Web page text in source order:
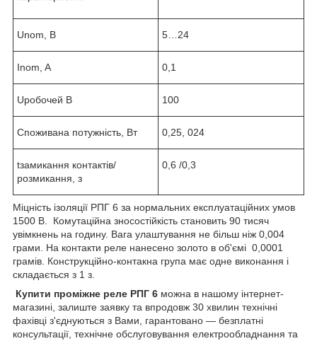
Unom, B 5…24
Inom, A 0,1
Uробочей В 100
Споживана потужність, Вт 0,25, 024
tзамикання контактів/
розмикання, з
0,6 /0,3
Міцність ізоляції РПГ 6 за нормальних експлуатаційних умов
1500 В. Комутаційна зносостійкість становить 90 тисяч
увімкнень на годину. Вага улаштування не більш ніж 0,004
грами. На контакти реле нанесено золото в об'ємі 0,0001
грамів. Конструкційно-контакна група має одне виконання і
складається з 1 з.
Купити проміжне реле РПГ 6 можна в нашому інтернет-
магазині, залиште заявку та впродовж 30 хвилин технічні
фахівці з'єднуються з Вами, гарантовано — безплатні
консультації, технічне обслуговування електрообладнання та